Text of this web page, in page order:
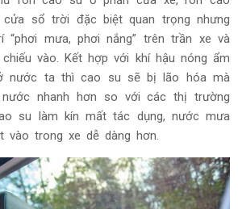
sổ trời đặc biệt quan trọng nhưng
mưa, phơi nắng” trên trần xe và
vào. Kết hợp với khí hậu nóng ẩm
nước ta thì cao su sẽ bị lão hóa mà
nhanh hơn so với các thị trường
su làm kín mất tác dụng, nước mưa
vào trong xe dễ dàng hơn.